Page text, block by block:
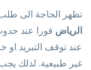
تظهر الحاجة الى
الرياض فورا عند
عند توقف التبريد
غير طبيعية. لذلك